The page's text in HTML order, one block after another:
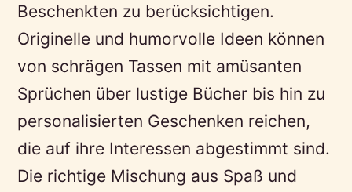
Beschenkten zu berücksichtigen.
Originelle und humorvolle Ideen können
von schrägen Tassen mit amüsanten
Sprüchen über lustige Bücher bis hin zu
personalisierten Geschenken reichen,
die auf ihre Interessen abgestimmt sind.
Die richtige Mischung aus Spaß und